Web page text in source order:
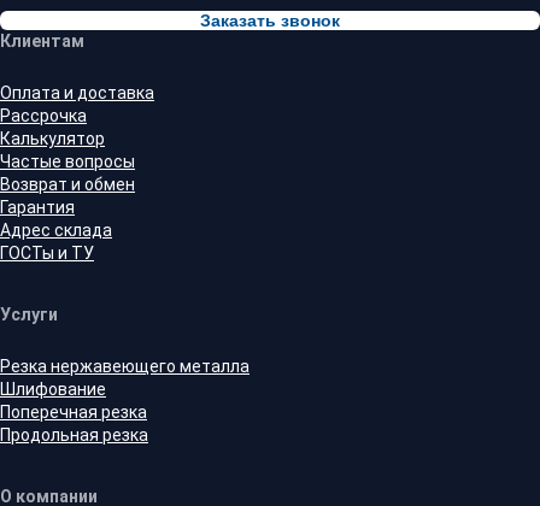
Заказать звонок
Клиентам
Оплата и доставка
Рассрочка
Калькулятор
Частые вопросы
Возврат и обмен
Гарантия
Адрес склада
ГОСТы и ТУ
Услуги
Резка нержавеющего металла
Шлифование
Поперечная резка
Продольная резка
О компании